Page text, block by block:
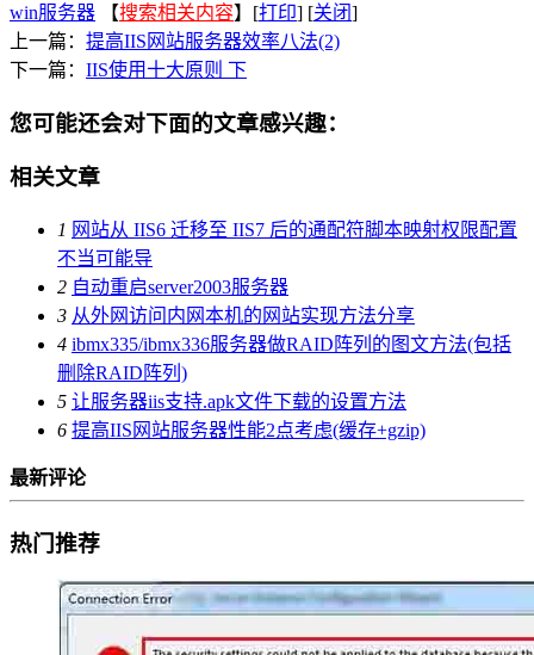
win服务器 【搜索相关内容】[打印] [关闭]
上一篇： 提高IIS网站服务器效率八法(2)
下一篇： IIS使用十大原则 下
您可能还会对下面的文章感兴趣：
相关文章
1 网站从 IIS6 迁移至 IIS7 后的通配符脚本映射权限配置
不当可能导
2 自动重启server2003服务器
3 从外网访问内网本机的网站实现方法分享
4 ibmx335/ibmx336服务器做RAID阵列的图文方法(包括
删除RAID阵列)
5 让服务器iis支持.apk文件下载的设置方法
6 提高IIS网站服务器性能2点考虑(缓存+gzip)
最新评论
热门推荐